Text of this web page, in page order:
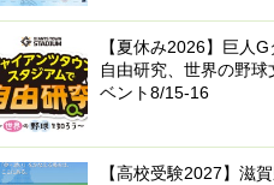
【夏休み2026】巨人
自由研究、世界の野球
ベント8/15-16
【高校受験2027】滋賀